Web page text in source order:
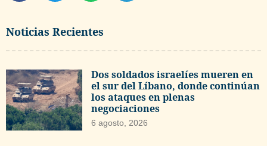
Noticias Recientes
Dos soldados israelíes mueren en
el sur del Líbano, donde continúan
los ataques en plenas
negociaciones
6 agosto, 2026